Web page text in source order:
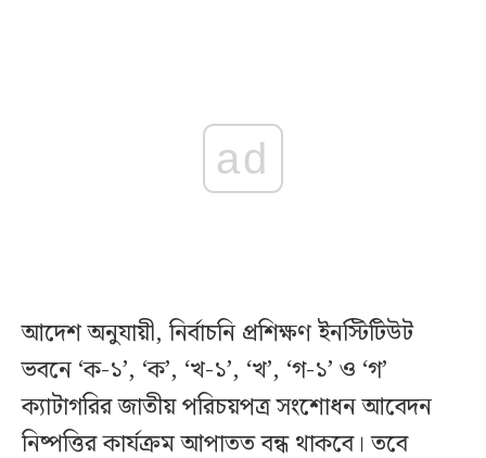
ad
আদেশ অনুযায়ী, নির্বাচনি প্রশিক্ষণ ইনস্টিটিউট
ভবনে ‘ক-১’, ‘ক’, ‘খ-১’, ‘খ’, ‘গ-১’ ও ‘গ’
ক্যাটাগরির জাতীয় পরিচয়পত্র সংশোধন আবেদন
নিষ্পত্তির কার্যক্রম আপাতত বন্ধ থাকবে। তবে